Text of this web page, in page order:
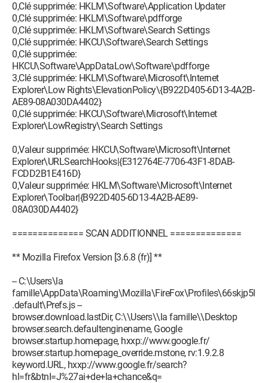
0,Clé supprimée: HKLM\Software\Application Updater
0,Clé supprimée: HKLM\Software\pdfforge
0,Clé supprimée: HKLM\Software\Search Settings
0,Clé supprimée: HKCU\Software\Search Settings
0,Clé supprimée:
HKCU\Software\AppDataLow\Software\pdfforge
3,Clé supprimée: HKLM\Software\Microsoft\Internet
Explorer\Low Rights\ElevationPolicy\{B922D405-6D13-4A2B-
AE89-08A030DA4402}
0,Clé supprimée: HKCU\Software\Microsoft\Internet
Explorer\LowRegistry\Search Settings
0,Valeur supprimée: HKCU\Software\Microsoft\Internet
Explorer\URLSearchHooks|{E312764E-7706-43F1-8DAB-
FCDD2B1E416D}
0,Valeur supprimée: HKLM\Software\Microsoft\Internet
Explorer\Toolbar|{B922D405-6D13-4A2B-AE89-
08A030DA4402}
============== SCAN ADDITIONNEL ==============
** Mozilla Firefox Version [3.6.8 (fr)] **
-- C:\Users\la
famille\AppData\Roaming\Mozilla\FireFox\Profiles\66skjp5l
.default\Prefs.js --
browser.download.lastDir, C:\\Users\\la famille\\Desktop
browser.search.defaultenginename, Google
browser.startup.homepage, hxxp://www.google.fr/
browser.startup.homepage_override.mstone, rv:1.9.2.8
keyword.URL, hxxp://www.google.fr/search?
hl=fr&btnI=J%27ai+de+la+chance&q=